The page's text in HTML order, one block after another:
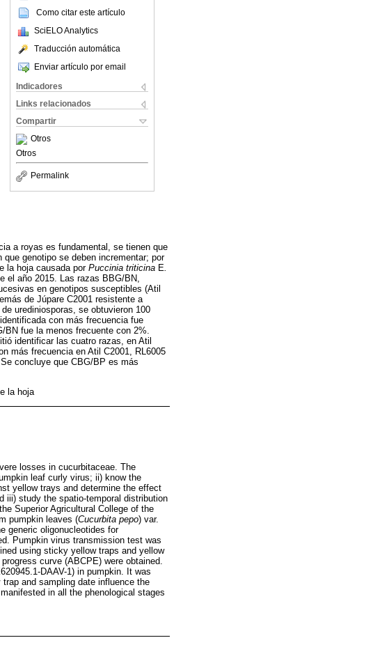
Como citar este artículo
SciELO Analytics
Traducción automática
Enviar artículo por email
Indicadores
Links relacionados
Compartir
Otros
Otros
Permalink
a royas es fundamental, se tienen que
genotipo se deben incrementar; por
la hoja causada por Puccinia triticina E.
el año 2015. Las razas BBG/BN,
en genotipos susceptibles (Atil
de Júpare C2001 resistente a
urediniosporas, se obtuvieron 100
con más frecuencia fue
fue la menos frecuente con 2%.
identificar las cuatro razas, en Atil
más frecuencia en Atil C2001, RL6005
concluye que CBG/BP es más
la hoja
losses in cucurbitaceae. The
leaf curly virus; ii) know the
yellow trays and determine the effect
iii) study the spatio-temporal distribution
Superior Agricultural College of the
pumpkin leaves (Cucurbita pepo) var.
generic oligonucleotides for
Pumpkin virus transmission test was
using sticky yellow traps and yellow
curve (ABCPE) were obtained.
DAAV-1) in pumpkin. It was
and sampling date influence the
in all the phenological stages